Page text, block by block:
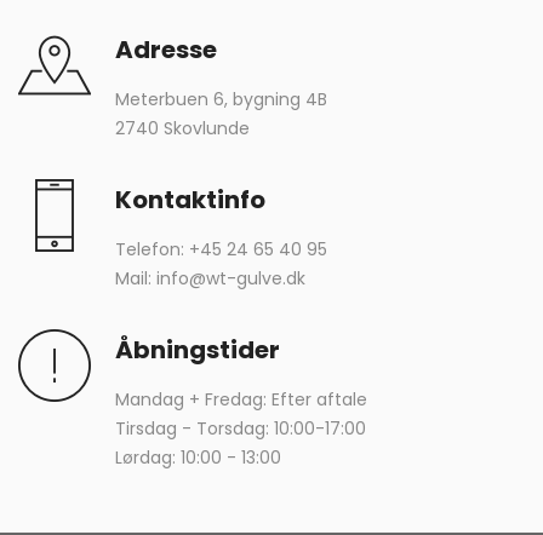
Adresse
Meterbuen 6, bygning 4B
2740 Skovlunde
Kontaktinfo
Telefon: +45 24 65 40 95
Mail: info@wt-gulve.dk
Åbningstider
Mandag + Fredag: Efter aftale
Tirsdag - Torsdag: 10:00-17:00
Lørdag: 10:00 - 13:00